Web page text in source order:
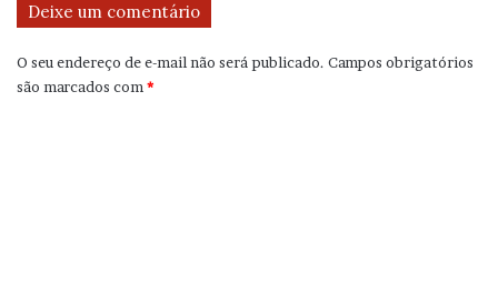
Deixe um comentário
O seu endereço de e-mail não será publicado. Campos obrigatórios
são marcados com*